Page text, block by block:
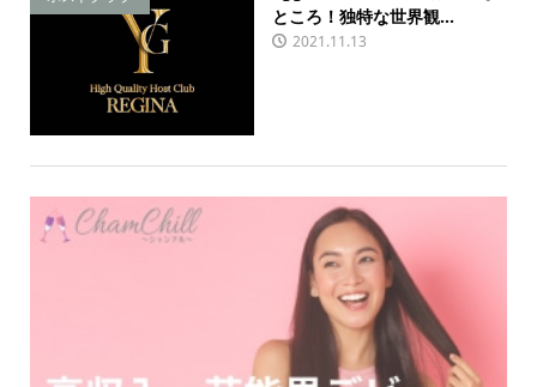
ところ！独特な世界観...
2021.11.13